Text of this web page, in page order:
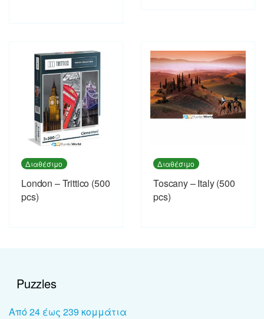
Διαθέσιμο
London – Trittico (500
pcs)
Διαθέσιμο
Toscany – Italy (500
pcs)
Puzzles
Από 24 έως 239 κομμάτια